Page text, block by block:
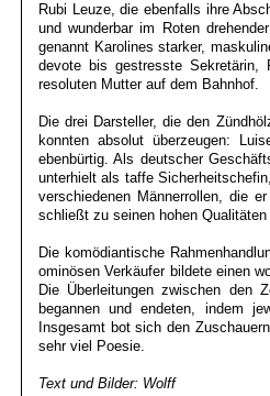
Rubi Leuze, die ebenfalls ihre
und wunderbar im Roten
genannt Karolines starker,
devote bis gestresste Sekretärin,
resoluten Mutter auf dem Bahnhof.
Die drei Darsteller, die den
konnten absolut überzeugen:
ebenbürtig. Als deutscher
unterhielt als taffe
verschiedenen Männerrollen, die
schließt zu seinen hohen
Die komödiantische
ominösen Verkäufer bildete einen
Die Überleitungen zwischen den
begannen und endeten, indem
Insgesamt bot sich den
sehr viel Poesie.
Text und Bilder: Wolff